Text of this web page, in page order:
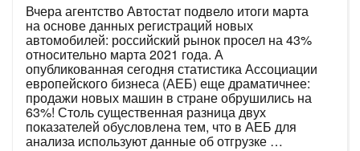
Вчера агентство Автостат подвело итоги марта
на основе данных регистраций новых
автомобилей: российский рынок просел на 43%
относительно марта 2021 года. А
опубликованная сегодня статистика Ассоциации
европейского бизнеса (АЕБ) еще драматичнее:
продажи новых машин в стране обрушились на
63%! Столь существенная разница двух
показателей обусловлена тем, что в АЕБ для
анализа используют данные об отгрузке …